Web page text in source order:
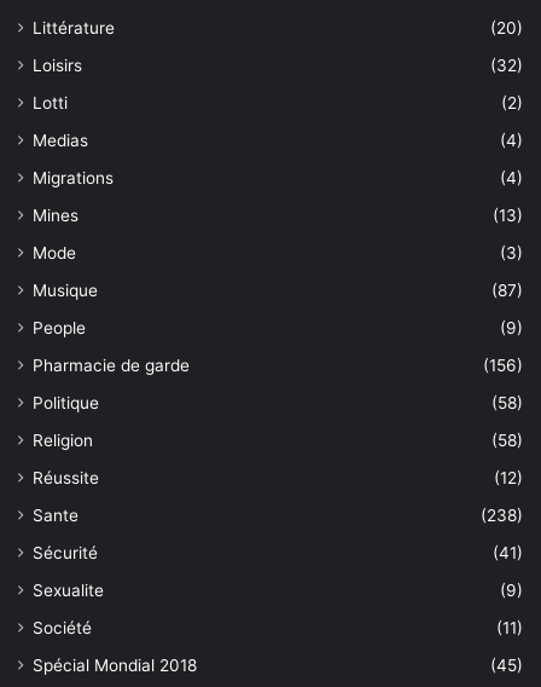
Littérature
(20)
Loisirs
(32)
Lotti
(2)
Medias
(4)
Migrations
(4)
Mines
(13)
Mode
(3)
Musique
(87)
People
(9)
Pharmacie de garde
(156)
Politique
(58)
Religion
(58)
Réussite
(12)
Sante
(238)
Sécurité
(41)
Sexualite
(9)
Société
(11)
Spécial Mondial 2018
(45)